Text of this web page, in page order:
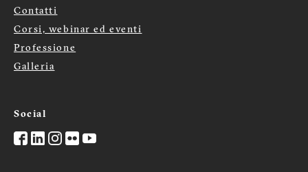
Menù
footer
Contatti
Corsi, webinar ed eventi
Professione
Galleria
Social